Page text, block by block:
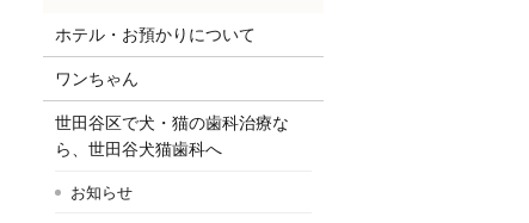
ホテル・お預かりについて
ワンちゃん
世田谷区で犬・猫の歯科治療な
ら、世田谷犬猫歯科へ
お知らせ